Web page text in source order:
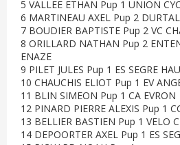
5 VALLEE ETHAN Pup 1 UNION
6 MARTINEAU AXEL Pup 2
7 BOUDIER BAPTISTE Pup 2 VC
8 ORILLARD NATHAN Pup 2
ENAZE
9 PILET JULES Pup 1 ES SEGRE
10 CHAUCHIS ELIOT Pup 1 EV
11 BLIN SIMEON Pup 1 CA EVRON
12 PINARD PIERRE ALEXIS Pup 1
13 BELLIER BASTIEN Pup 1 VELO
14 DEPOORTER AXEL Pup 1 ES